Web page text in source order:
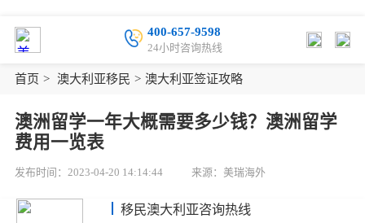
400-657-9598
24小时咨询热线
首页 > 澳大利亚移民 > 澳大利亚签证攻略
澳洲留学一年大概需要多少钱？澳洲留学
费用一览表
发布时间：2023-04-20 14:14:44 来源：美瑞海外
移民澳大利亚咨询热线